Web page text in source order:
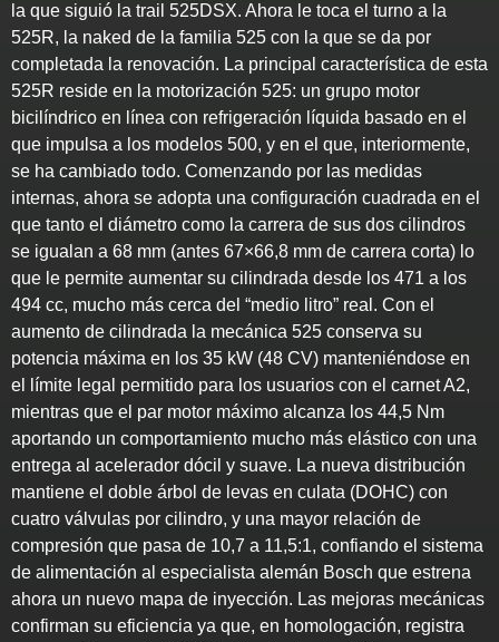
la que siguió la trail 525DSX. Ahora le toca el turno a la
525R, la naked de la familia 525 con la que se da por
completada la renovación. La principal característica de esta
525R reside en la motorización 525: un grupo motor
bicilíndrico en línea con refrigeración líquida basado en el
que impulsa a los modelos 500, y en el que, interiormente,
se ha cambiado todo. Comenzando por las medidas
internas, ahora se adopta una configuración cuadrada en el
que tanto el diámetro como la carrera de sus dos cilindros
se igualan a 68 mm (antes 67×66,8 mm de carrera corta) lo
que le permite aumentar su cilindrada desde los 471 a los
494 cc, mucho más cerca del “medio litro” real. Con el
aumento de cilindrada la mecánica 525 conserva su
potencia máxima en los 35 kW (48 CV) manteniéndose en
el límite legal permitido para los usuarios con el carnet A2,
mientras que el par motor máximo alcanza los 44,5 Nm
aportando un comportamiento mucho más elástico con una
entrega al acelerador dócil y suave. La nueva distribución
mantiene el doble árbol de levas en culata (DOHC) con
cuatro válvulas por cilindro, y una mayor relación de
compresión que pasa de 10,7 a 11,5:1, confiando el sistema
de alimentación al especialista alemán Bosch que estrena
ahora un nuevo mapa de inyección. Las mejoras mecánicas
confirman su eficiencia ya que, en homologación, registra